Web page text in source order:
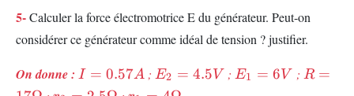
5-Calculer la force électromotrice E du générateur. Peut-on
considérer ce générateur comme idéal de tension ? justifier.
On donne : I=0.57A
I = 0.57A ; E_2
=4
E2 = 4.5V ; E_1=6V
E1 = 6V ; R=17Ω
R =